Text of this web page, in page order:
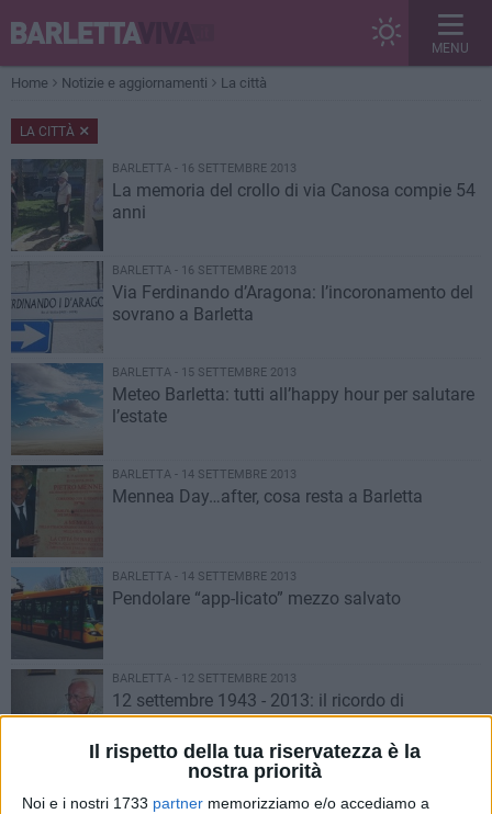
Il rispetto della tua riservatezza è la
nostra priorità
Noi e i nostri 1733 partner memorizziamo e/o accediamo a
MENU
Home Notizie e aggiornamenti La città
LA CITTÀ
BARLETTA - 16 SETTEMBRE 2013
La memoria del crollo di via Canosa compie 54
anni
BARLETTA - 16 SETTEMBRE 2013
Via Ferdinando d’Aragona: l’incoronamento del
sovrano a Barletta
BARLETTA - 15 SETTEMBRE 2013
Meteo Barletta: tutti all’happy hour per salutare
l’estate
BARLETTA - 14 SETTEMBRE 2013
Mennea Day…after, cosa resta a Barletta
BARLETTA - 14 SETTEMBRE 2013
Pendolare “app-licato” mezzo salvato
BARLETTA - 12 SETTEMBRE 2013
12 settembre 1943 - 2013: il ricordo di
Giuseppe Falconetti
BARLETTA - 11 SETTEMBRE 2013
Memorie dell’eccidio dei vigili urbani del ‘43